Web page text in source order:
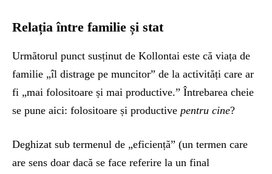
Relația între familie și stat
Următorul punct susținut de Kollontai este că viața de
familie „îl distrage pe muncitor” de la activități care ar
fi „mai folositoare și mai productive.” Întrebarea cheie
se pune aici: folositoare și productive pentru cine?
Deghizat sub termenul de „eficiență” (un termen care
are sens doar dacă se face referire la un final